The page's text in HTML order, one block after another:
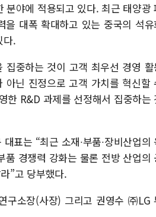
야에 적용되고 있다. 최근 태양광
을 대폭 확대하고 있는 중국의 석
다.
중하는 것이 고객 최우선 경영 활
아닌 진정으로 고객 가치를 혁신할
한 R&D 과제를 선정해서 집중하는
표는 “최근 소재∙부품∙장비산업의
품 경쟁력 강화는 물론 전방 산업의
”고 당부했다.
구소장(사장) 그리고 권영수 ㈜LG